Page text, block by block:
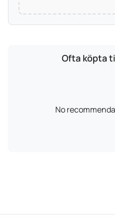
Ofta köpta
No